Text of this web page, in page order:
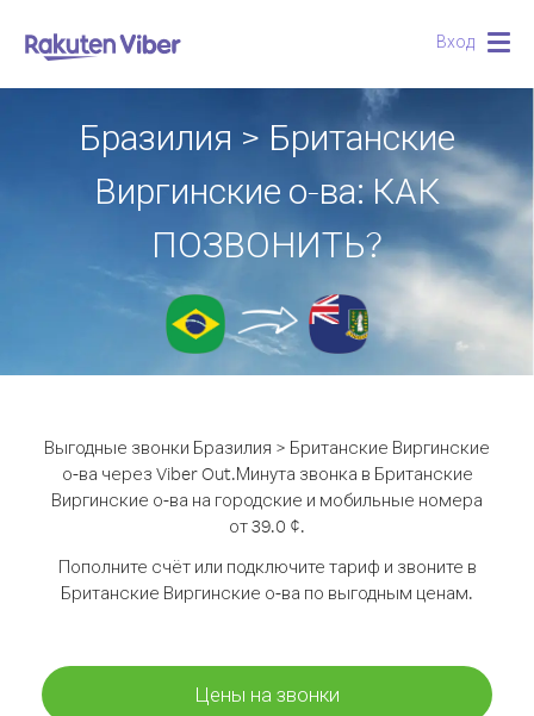
Вход
Бразилия > Британские
Виргинские о-ва: КАК
ПОЗВОНИТЬ?
Выгодные звонки Бразилия > Британские Виргинские
о-ва через Viber Out.Минута звонка в Британские
Виргинские о-ва на городские и мобильные номера
от 39.0 ¢.
Пополните счёт или подключите тариф и звоните в
Британские Виргинские о-ва по выгодным ценам.
Цены на звонки